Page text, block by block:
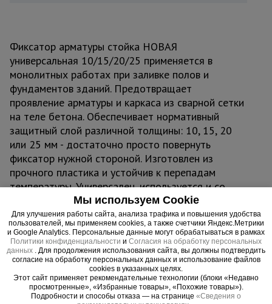
Фиксатор арматуры стойка НОВАЯ
универсальная 10/15/20/25 применяется в
монолитных работах при заливке полов и
фундаментов зданий. Предотвращает
проявление арматуры и каркаса из сварной сетки
на теле бетона. Обеспечивает нормативный
защитный слой различной толщины: 10, 15, 20
или 25 мм - достаточно просто повернуть
фиксатор нужной стороной. Изготовлен из
прочного пластика и устойчив к перепадам
температуры. Универсален, используется и со
стальной, и с композитной арматурой.
Важные преимущества –
эффективная работа
Универсальное решение
Подходит для создания защитного слоя как арматурных прутьев,
Мы используем Cookie
Для улучшения работы сайта, анализа трафика и повышения удобства
пользователей, мы применяем cookies, а также счетчики Яндекс.Метрики
и Google Analytics. Персональные данные могут обрабатываться в рамках
Политики конфиденциальности и Согласия на обработку персональных
данных . Для продолжения использования сайта, вы должны подтвердить
согласие на обработку персональных данных и использование файлов
cookies в указанных целях.
Этот сайт применяет рекомендательные технологии (блоки «Недавно
просмотренные», «Избранные товары», «Похожие товары»).
Подробности и способы отказа — на странице «Сведения о